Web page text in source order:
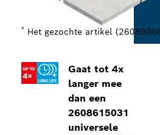
Gaat tot 4x
langer mee
dan een
2608615031
universele
* Het gezochte artikel